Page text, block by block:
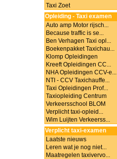
Taxi Zoet
Opleiding - Taxi examen
Auto amp Motor rijsch...
Because traffic is se...
Ben Verhagen Taxi opl...
Boekenpakket Taxichau...
Klomp Opleidingen
Kreeft Opleidingen CC...
NHA Opleidingen CCV-e...
NTI - CCV Taxichauffe...
Taxi Opleidingen Prof...
Taxiopleiding Centrum
Verkeersschool BLOM
Verplicht taxi-opleid...
Wim Luijten Verkeerss...
Verplicht taxi-examen
Laatste nieuws
Leren wat je nog niet...
Maatregelen taxivervo...